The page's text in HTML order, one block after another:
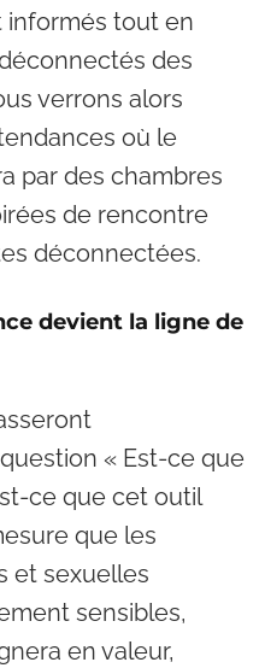
tout en
des
verrons alors
où le
par des chambres
de rencontre
déconnectées.
devient la ligne de
« Est-ce que
ce que cet outil
que les
et sexuelles
sensibles,
en valeur,